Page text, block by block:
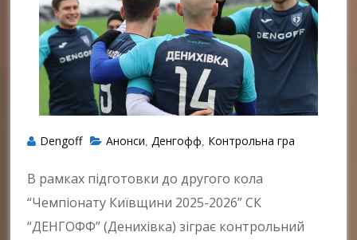
Dengoff Анонси Денгофф Контрольна гра
В рамках підготовки до другого кола
“Чемпіонату Київщини 2025-2026” СК
“ДЕНГОФФ” (Денихівка) зіграє контрольний